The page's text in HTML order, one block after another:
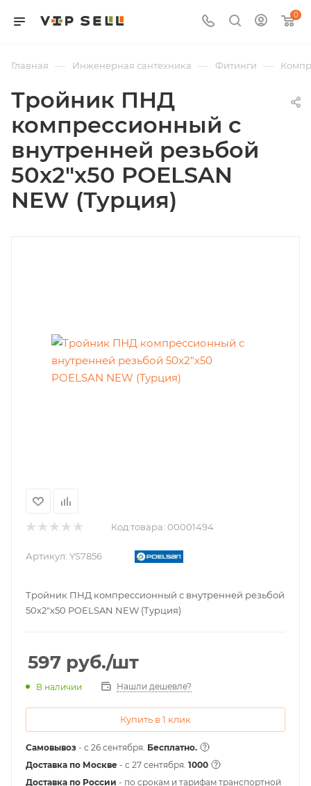
0
Главная — Инженерная сантехника — Фитинги —
Тройник ПНД
компрессионный с
внутренней резьбой
50х2"х50 POELSAN
NEW (Турция)
Код товара: 00001494
Артикул: YS7856
Тройник ПНД компрессионный с внутренней резьбой
50х2"х50 POELSAN NEW (Турция)
597 руб./шт
В наличии Нашли дешевле?
Купить в 1 клик
Самовывоз - с 26 сентября. Бесплатно.
Доставка по Москве - c 27 сентября. 1000
Доставка по России - по срокам и тарифам транспортной